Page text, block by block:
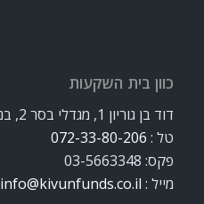
כוון בית השקעות
דוד בן גוריון 1, מגדלי בסר 2, בני ברק 51201,
טל : 072-33-80-206
פקס: 03-5663348
מייל : info@kivunfunds.co.il